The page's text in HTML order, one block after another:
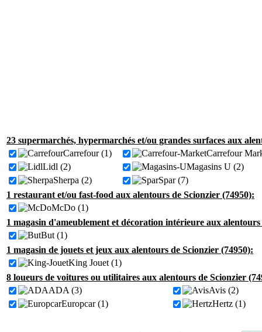
23 supermarchés, hypermarchés et/ou grandes surfaces aux
Carrefour (1)
Carrefour
Lidl (2)
Magasins U (2)
Sherpa (2)
Spar (7)
1 restaurant et/ou fast-food aux alentours de Scionzier (74950):
McDo (1)
1 magasin d'ameublement et décoration intérieure aux
But (1)
1 magasin de jouets et jeux aux alentours de Scionzier (74950):
King Jouet (1)
8 loueurs de voitures ou utilitaires aux alentours de Scionzier
ADA (3)
Avis (2)
Europcar (1)
Hertz (1)